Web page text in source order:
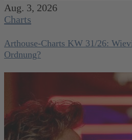
Aug. 3, 2026
Charts
Arthouse-Charts KW 31/26:
Ordnung?